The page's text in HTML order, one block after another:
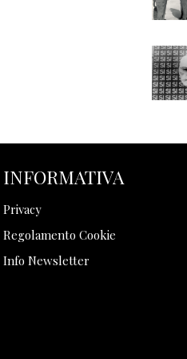
INFORMATIVA
Privacy
Regolamento Cookie
Info Newsletter